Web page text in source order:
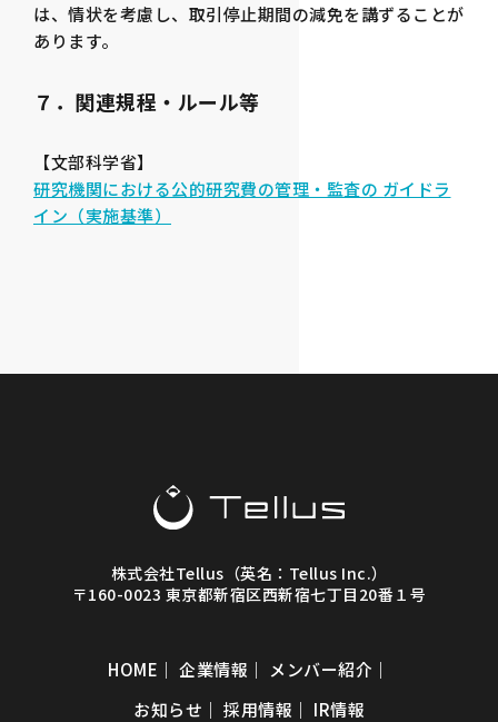
は、情状を考慮し、取引停止期間の減免を講ずることが
あります。
７．関連規程・ルール等
【文部科学省】
研究機関における公的研究費の管理・監査の ガイドラ
イン（実施基準）
株式会社Tellus（英名：Tellus Inc.）
〒160-0023 東京都新宿区西新宿七丁目20番１号
HOME ｜企業情報 ｜ メンバー紹介 ｜
お知らせ ｜ 採用情報 ｜ IR情報